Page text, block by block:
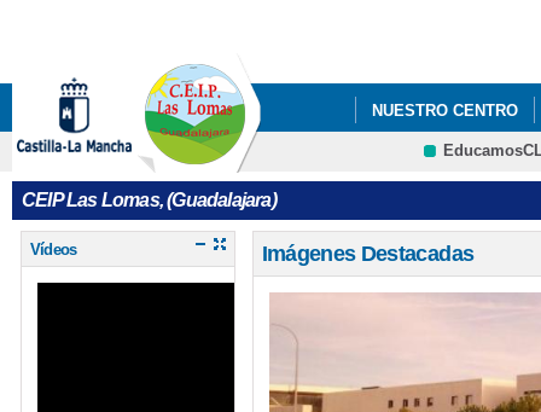
NUESTRO CENTRO
QUÉ HACEMOS
CEIP Las Lomas, (Guadalajara)
Vídeos Imágenes Destacadas